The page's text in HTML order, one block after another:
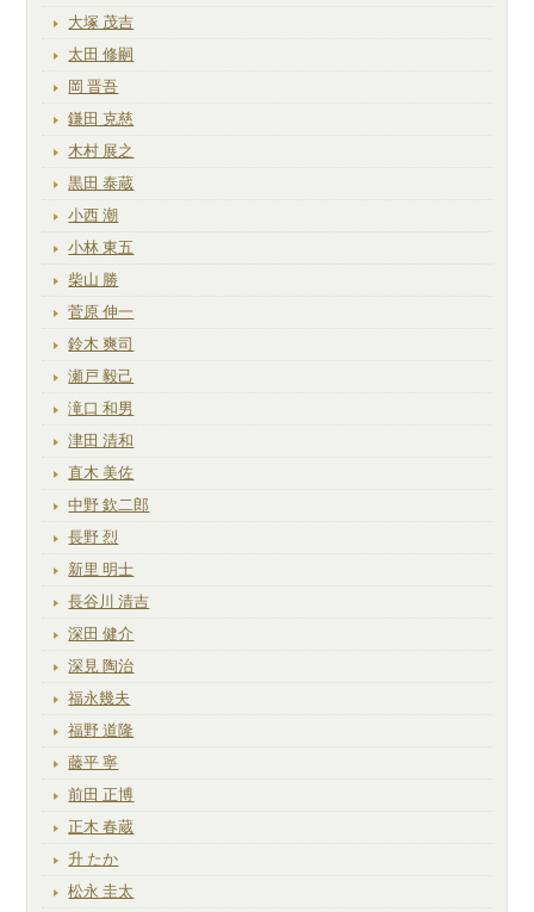
大塚 茂吉
太田 修嗣
岡 晋吾
鎌田 克慈
木村 展之
黒田 泰蔵
小西 潮
小林 東五
柴山 勝
菅原 伸一
鈴木 爽司
瀬戸 毅己
滝口 和男
津田 清和
直木 美佐
中野 欽二郎
長野 烈
新里 明士
長谷川 清吉
深田 健介
深見 陶治
福永幾夫
福野 道隆
藤平 寧
前田 正博
正木 春蔵
升 たか
松永 圭太